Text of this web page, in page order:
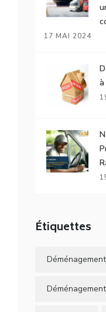
17 MAI 2024
à
Étiquettes
Déménagement